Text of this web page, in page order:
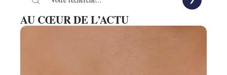
AU CŒUR DE L’ACTU